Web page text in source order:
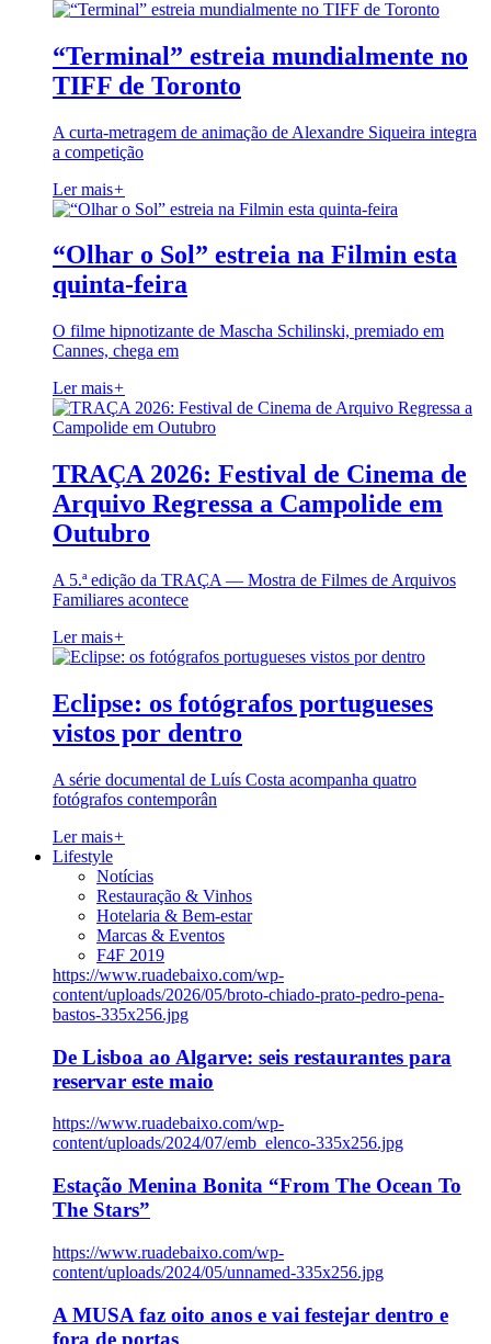
“Terminal” estreia mundialmente no
TIFF de Toronto
A curta-metragem de animação de Alexandre Siqueira integra
a competição
Ler mais+
“Olhar o Sol” estreia na Filmin esta
quinta-feira
O filme hipnotizante de Mascha Schilinski, premiado em
Cannes, chega em
Ler mais+
TRAÇA 2026: Festival de Cinema de
Arquivo Regressa a Campolide em
Outubro
A 5.ª edição da TRAÇA — Mostra de Filmes de Arquivos
Familiares acontece
Ler mais+
Eclipse: os fotógrafos portugueses
vistos por dentro
A série documental de Luís Costa acompanha quatro
fotógrafos contemporân
Ler mais+
Lifestyle
Notícias
Restauração & Vinhos
Hotelaria & Bem-estar
Marcas & Eventos
F4F 2019
https://www.ruadebaixo.com/wp-
content/uploads/2026/05/broto-chiado-prato-pedro-pena-
bastos-335x256.jpg
De Lisboa ao Algarve: seis restaurantes para
reservar este maio
https://www.ruadebaixo.com/wp-
content/uploads/2024/07/emb_elenco-335x256.jpg
Estação Menina Bonita “From The Ocean To
The Stars”
https://www.ruadebaixo.com/wp-
content/uploads/2024/05/unnamed-335x256.jpg
A MUSA faz oito anos e vai festejar dentro e
fora de portas